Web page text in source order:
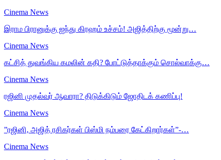
Cinema News
இராம பிரானுக்கு ஐந்து கிரஹம் உச்சம்! அஜித்திற்கு மூன்று…
Cinema News
கட்சித் துவங்கிய கமலின் கதி? போட்டுத்தாக்கும் சொல்வாக்கு…
Cinema News
ரஜினி முதல்வர் ஆவாரா? திடுக்கிடும் ஜோதிடக் கணிப்பு!
Cinema News
”ரஜினி, அஜித் ரசிகர்கள் பிஸ்மி நம்பரை கேட்கிறார்கள்”-…
Cinema News